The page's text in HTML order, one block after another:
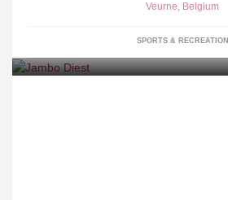
Veurne, Belgium
SPORTS & RECREATION